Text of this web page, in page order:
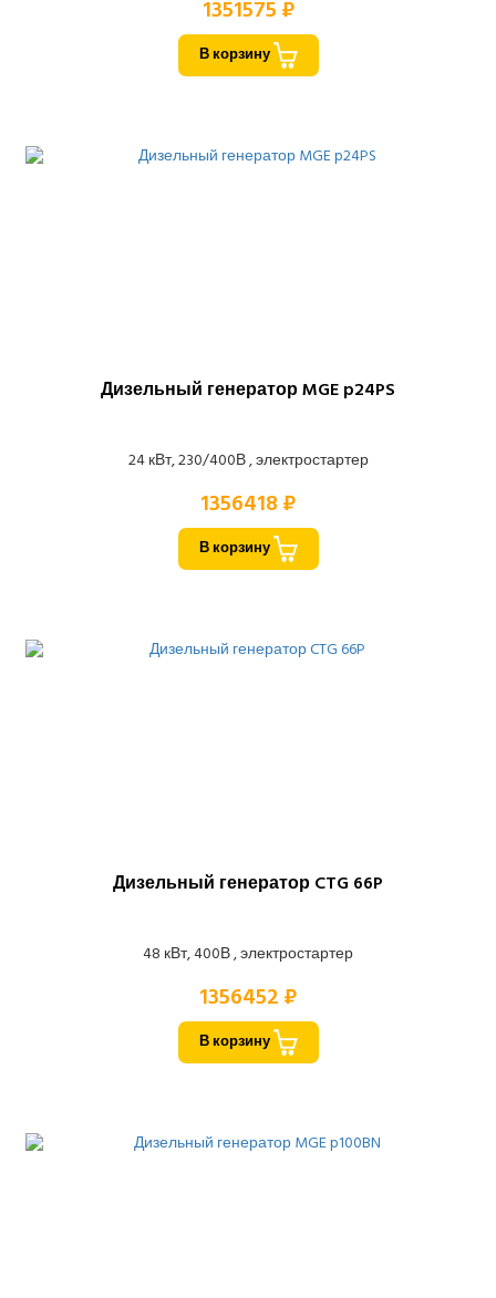
1351575 ₽
В корзину
Дизельный генератор MGE p24PS
24 кВт, 230/400В , электростартер
1356418 ₽
В корзину
Дизельный генератор CTG 66P
48 кВт, 400В , электростартер
1356452 ₽
В корзину